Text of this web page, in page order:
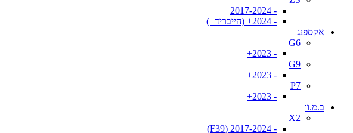
- 2017-2024
- 2024+ (הייבריד+)
אקספנג
G6
- 2023+
G9
- 2023+
P7
- 2023+
ב.מ.וו
X2
- 2017-2024 (F39)